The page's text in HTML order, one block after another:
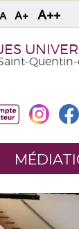
A A+ A++